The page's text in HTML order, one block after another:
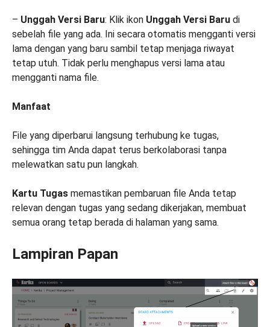
– Unggah Versi Baru: Klik ikon Unggah Versi Baru di
sebelah file yang ada. Ini secara otomatis mengganti versi
lama dengan yang baru sambil tetap menjaga riwayat
tetap utuh. Tidak perlu menghapus versi lama atau
mengganti nama file.
Manfaat
File yang diperbarui langsung terhubung ke tugas,
sehingga tim Anda dapat terus berkolaborasi tanpa
melewatkan satu pun langkah.
Kartu Tugas memastikan pembaruan file Anda tetap
relevan dengan tugas yang sedang dikerjakan, membuat
semua orang tetap berada di halaman yang sama.
Lampiran Papan